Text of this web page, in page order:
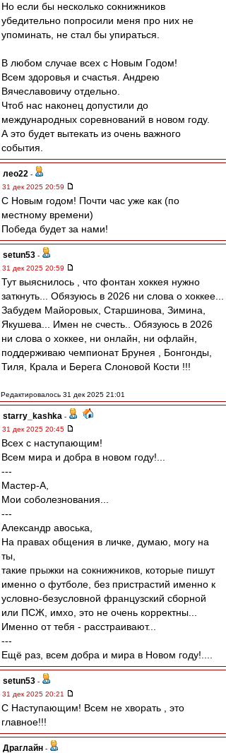
Но если бы несколько сокнижников
убедительно попросили меня про них не
упоминать, не стал бы упираться.
В любом случае всех с Новым Годом!
Всем здоровья и счастья. Андрею
Вячеславовичу отдельно.
Чтоб нас наконец допустили до
международных соревнований в новом году.
А это будет вытекать из очень важного
события.
лео22 -
31 дек 2025 20:59
С Новым годом! Почти час уже как (по
местному времени)
Победа будет за нами!
setun53 -
31 дек 2025 20:59
Тут выяснилось , что фонтан хоккея нужно
заткнуть... Обязуюсь в 2026 ни слова о хоккее...
Забудем Майоровых, Старшинова, Зимина,
Якушева... Имен не счесть.. Обязуюсь в 2026
ни слова о хоккее, ни онлайн, ни офлайн,
поддерживаю чемпионат Брунея , Бонгонды,
Тиля, Крала и Берега Слоновой Кости !!!
Редактировалось 31 дек 2025 21:01
starry_kashka -
31 дек 2025 20:45
Всех с наступающим!
Всем мира и добра в новом году!...
---
Мастер-А,
Мои соболезнования...
---
Александр авоська,
На правах общения в личке, думаю, могу на
ты,
такие прыжки на сокнижников, которые пишут
именно о футболе, без пристрастий именно к
условно-безусловной французский сборной
или ПСЖ, имхо, это не очень корректны...
Именно от тебя - расстраивают...
---
Ещё раз, всем добра и мира в Новом году!....
setun53 -
31 дек 2025 20:21
С Наступающим! Всем не хворать , это
главное!!!
Драглайн -